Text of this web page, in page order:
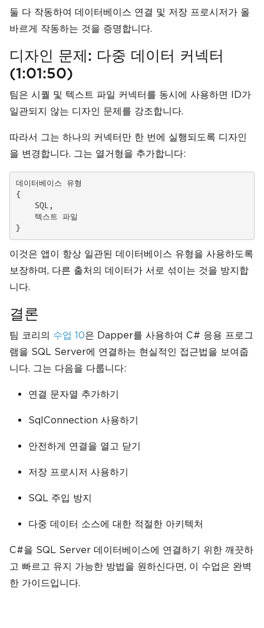
둘 다 작동하여 데이터베이스 연결 및 저장 프로시저가 올
바르게 작동하는 것을 증명합니다.
디자인 문제: 다중 데이터 커넥터
(1:01:50)
팀은 시퀄 및 텍스트 파일 커넥터를 동시에 사용하면 ID가
일관되지 않는 디자인 문제를 강조합니다.
따라서 그는 하나의 커넥터만 한 번에 실행되도록 디자인
을 변경합니다. 그는 열거형을 추가합니다:
데이터베이스 유형
{
}
이것은 앱이 항상 일관된 데이터베이스 유형을 사용하도록
보장하며, 다른 출처의 데이터가 서로 섞이는 것을 방지합
니다.
결론
팀 코리의 수업 10은 Dapper를 사용하여 C# 응용 프로그
램을 SQL Server에 연결하는 현실적인 접근법을 보여줍
니다. 그는 다음을 다룹니다:
연결 문자열 추가하기
SqlConnection 사용하기
안전하게 연결을 열고 닫기
저장 프로시저 사용하기
SQL 주입 방지
다중 데이터 소스에 대한 적절한 아키텍처
C#을 SQL Server 데이터베이스에 연결하기 위한 깨끗하
고 빠르고 유지 가능한 방법을 원하신다면, 이 수업은 완벽
한 가이드입니다.